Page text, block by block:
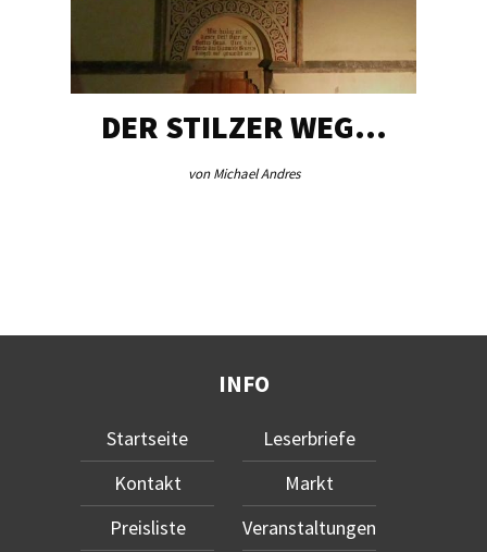
DER STILZER WEG…
von Michael Andres
INFO
Startseite
Kontakt
Preisliste
Leserbriefe
Markt
Veranstaltungen